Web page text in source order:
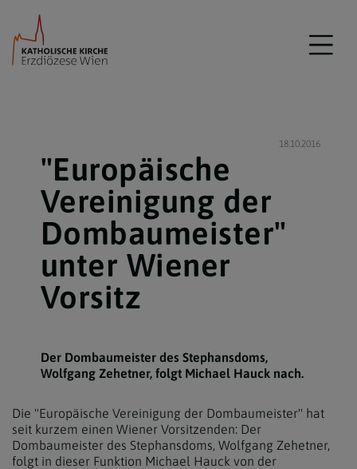
18.10.2016
"Europäische
Vereinigung der
Dombaumeister"
unter Wiener
Vorsitz
Der Dombaumeister des Stephansdoms,
Wolfgang Zehetner, folgt Michael Hauck nach.
Die "Europäische Vereinigung der Dombaumeister" hat
seit kurzem einen Wiener Vorsitzenden: Der
Dombaumeister des Stephansdoms, Wolfgang Zehetner,
folgt in dieser Funktion Michael Hauck von der